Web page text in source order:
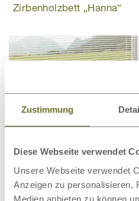
Zustimmung
Diese Webseite verwendet
Unsere Webseite verwendet
Anzeigen zu personalisieren,
Medien anbieten zu können
Zirbenholzbett „Hanna“